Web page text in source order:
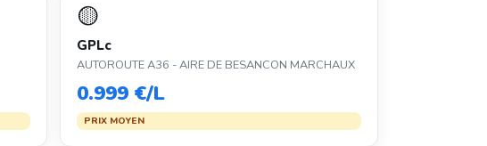
🟡
GPLc
AUTOROUTE A36 - AIRE DE BESANCON MARCHAUX
0.999 €/L
PRIX MOYEN